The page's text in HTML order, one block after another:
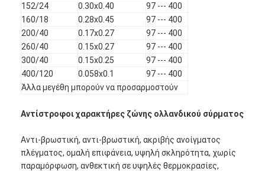
152/24
0.30x0.40
97 --- 400
160/18
0.28x0.45
97 --- 400
200/40
0.17x0.27
97 --- 400
260/40
0.15x0.27
97 --- 400
300/40
0.15x0.25
97 --- 400
400/120
0.058x0.1
97 --- 400
Άλλα μεγέθη μπορούν να προσαρμοστούν
Αντίστροφοι χαρακτήρες ζώνης ολλανδικού σύρματος
Αντι-βρωστική, αντι-βρωστική, ακριβής ανοίγματος
πλέγματος, ομαλή επιφάνεια, υψηλή σκληρότητα, χωρίς
παραμόρφωση, ανθεκτική σε υψηλές θερμοκρασίες,